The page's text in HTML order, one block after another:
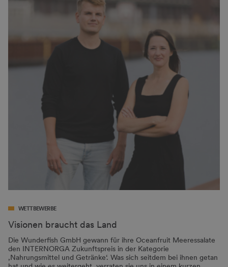
WETTBEWERBE
Visionen braucht das Land
Die Wunderfish GmbH gewann für ihre Oceanfruit Meeressalate
den INTERNORGA Zukunftspreis in der Kategorie
‚Nahrungsmittel und Getränke‘. Was sich seitdem bei ihnen getan